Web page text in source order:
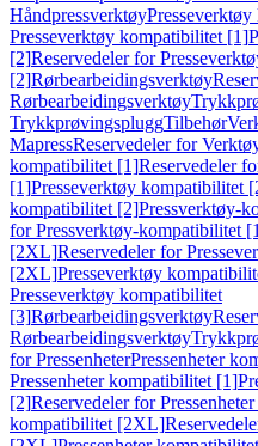
Håndpressverktøy
Presseverktøy kompatibilitet [1]
[2]Reservedeler for
[2]Rørbearbeidingsverktøy
Rørbearbeidingsverktøy
TrykkprøvingspluggTilbehør
MapressReservedeler for
kompatibilitet [1]Reservedeler
[1]Presseverktøy kompatibilitet
kompatibilitet [2]Pressverktøy-
for Pressverktøy-kompatibilitet
[2XL]Reservedeler for
[2XL]Presseverktøy
Presseverktøy kompatibilitet
[3]Rørbearbeidingsverktøy
Rørbearbeidingsverktøy
for PressenheterPressenheter
Pressenheter kompatibilitet [1]
[2]Reservedeler for
kompatibilitet [2XL]